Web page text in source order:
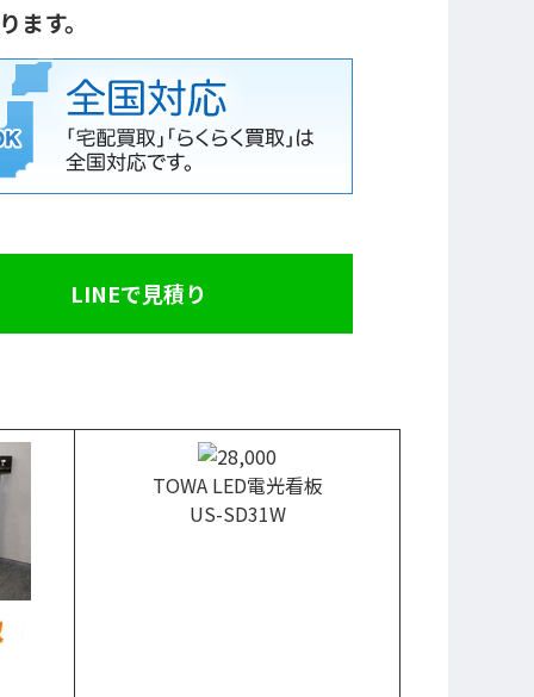
す。
LINEで見積り
TOWA LED電光看板
US-SD31W